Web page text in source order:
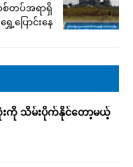
စ်တပ်အရာရှိ
ပြောင်းနေ
သိမ်းပိုက်နိုင်တော့မယ့်